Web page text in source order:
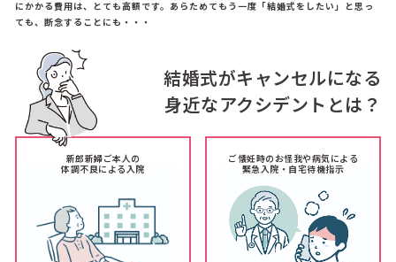
にかかる費用は、とても高額です。あらためてもう一度「結婚式をしたい」と思っ
ても、断念することにも・・・
結婚式がキャンセルになる
身近なアクシデントとは？
新郎新婦ご本人の
体調不良による入院
ご懐妊時のお怪我や病気による
緊急入院・自宅待機指示